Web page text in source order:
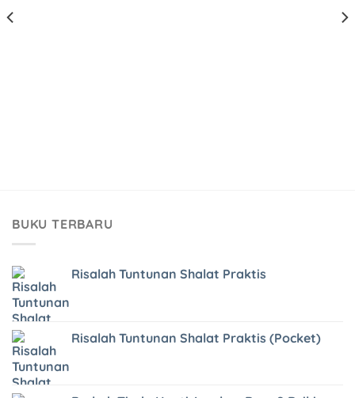
BUKU TERBARU
Risalah Tuntunan Shalat Praktis
Risalah Tuntunan Shalat Praktis (Pocket)